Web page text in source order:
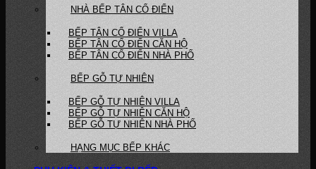
NHÀ BẾP TÂN CỔ ĐIỂN
BẾP TÂN CỔ ĐIỂN VILLA
BẾP TÂN CỔ ĐIỂN CĂN HỘ
BẾP TÂN CỔ ĐIỂN NHÀ PHỐ
BẾP GỖ TỰ NHIÊN
BẾP GỖ TỰ NHIÊN VILLA
BẾP GỖ TỰ NHIÊN CĂN HỘ
BẾP GỖ TỰ NHIÊN NHÀ PHỐ
HẠNG MỤC BẾP KHÁC